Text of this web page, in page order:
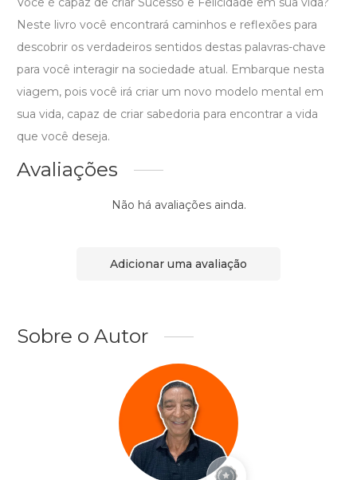
Neste livro você encontrará caminhos e reflexões para
descobrir os verdadeiros sentidos destas palavras-chave
para você interagir na sociedade atual. Embarque nesta
viagem, pois você irá criar um novo modelo mental em
sua vida, capaz de criar sabedoria para encontrar a vida
que você deseja.
Avaliações
Não há avaliações ainda.
Adicionar uma avaliação
Sobre o Autor